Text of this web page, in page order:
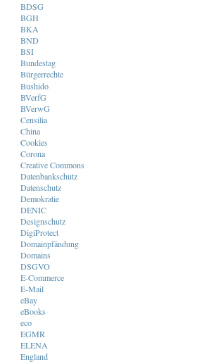
BDSG
BGH
BKA
BND
BSI
Bundestag
Bürgerrechte
Bushido
BVerfG
BVerwG
Censilia
China
Cookies
Corona
Creative Commons
Datenbankschutz
Datenschutz
Demokratie
DENIC
Designschutz
DigiProtect
Domainpfändung
Domains
DSGVO
E-Commerce
E-Mail
eBay
eBooks
eco
EGMR
ELENA
England